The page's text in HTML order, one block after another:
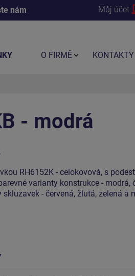
nám Můj účet
- modrá
RH6152K - celokovová, s
varianty konstrukce - modrá,
- červená, žlutá, zelená a
O FIRMĚ KONTAKTY